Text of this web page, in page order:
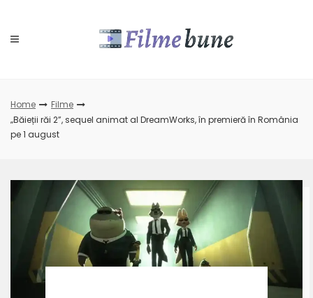
content
Home
Filme
„Băieții răi 2”, sequel animat al DreamWorks, în premieră în România
pe 1 august